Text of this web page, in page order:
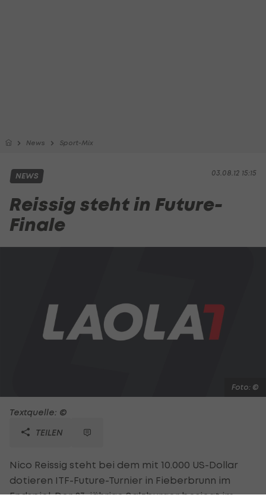
News Sport-Mix
03.08.12 15:15
NEWS
Reissig steht in Future-
Finale
Foto: ©
Textquelle: ©
TEILEN
Nico Reissig steht bei dem mit 10.000 US-Dollar
dotieren ITF-Future-Turnier in Fieberbrunn im
Endspiel. Der 23-jährige Salzburger besiegt im